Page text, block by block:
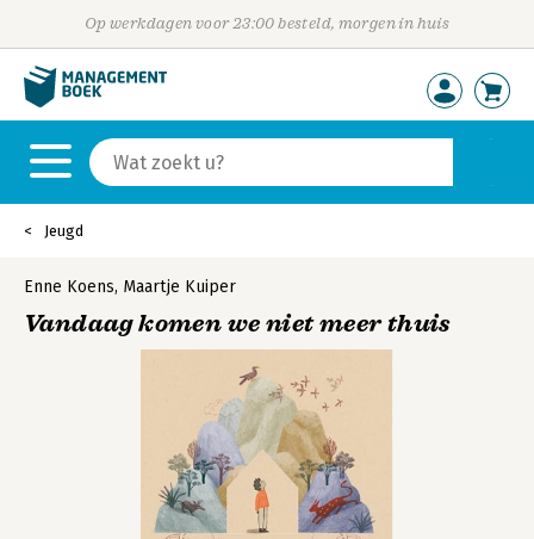
Op werkdagen voor 23:00 besteld, morgen in huis
Jeugd
Enne Koens, Maartje Kuiper
Vandaag komen we niet meer thuis